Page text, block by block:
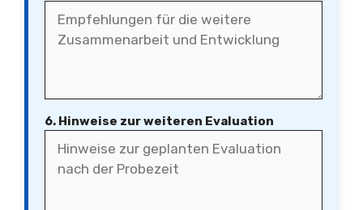
6. Hinweise zur weiteren Evaluation